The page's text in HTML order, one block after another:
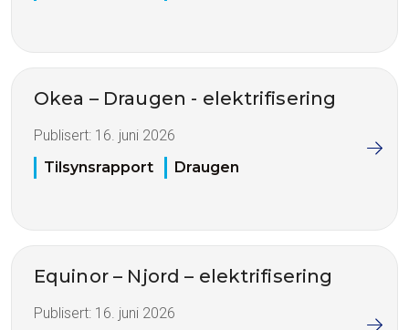
Okea – Draugen - elektrifisering
Publisert: 16. juni 2026
Tilsynsrapport
Draugen
Equinor – Njord – elektrifisering
Publisert: 16. juni 2026